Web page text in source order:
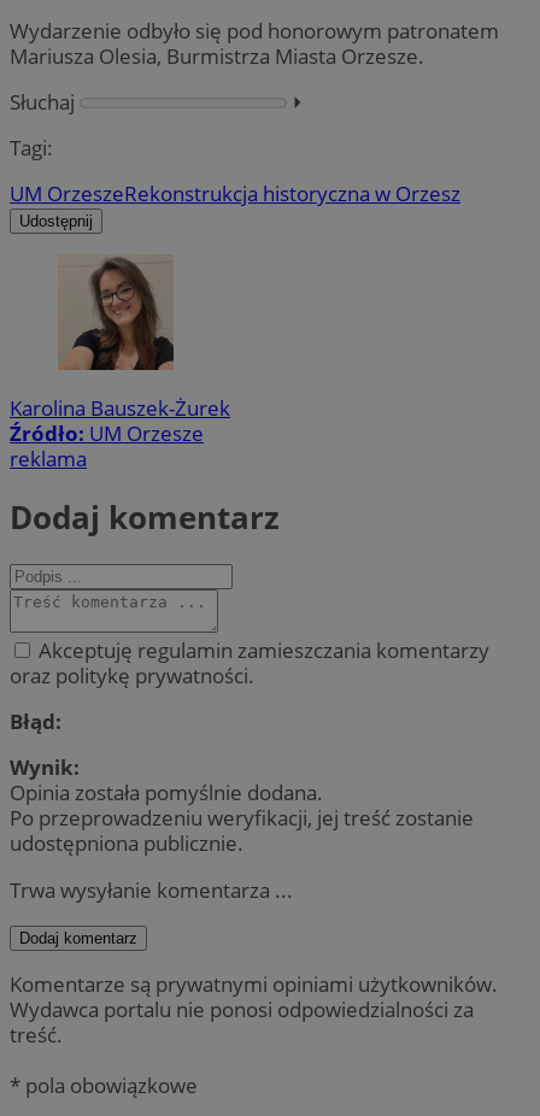
Wydarzenie odbyło się pod honorowym patronatem
Mariusza Olesia, Burmistrza Miasta Orzesze.
Słuchaj
⏵︎
Tagi:
UM OrzeszeRekonstrukcja historyczna w Orzesz
Udostępnij
Karolina Bauszek-Żurek
Źródło: UM Orzesze
reklama
Dodaj komentarz
Akceptuję regulamin zamieszczania komentarzy
oraz politykę prywatności.
Błąd:
Wynik:
Opinia została pomyślnie dodana.
Po przeprowadzeniu weryfikacji, jej treść zostanie
udostępniona publicznie.
Trwa wysyłanie komentarza ...
Dodaj komentarz
Komentarze są prywatnymi opiniami użytkowników.
Wydawca portalu nie ponosi odpowiedzialności za
treść.
* pola obowiązkowe